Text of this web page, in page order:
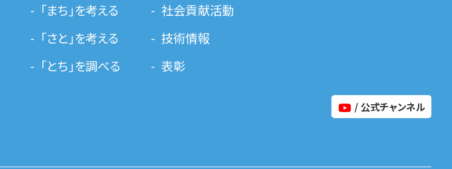
「まち」を考える
「さと」を考える
「とち」を調べる
社会貢献活動
技術情報
表彰
/ 公式チャンネル